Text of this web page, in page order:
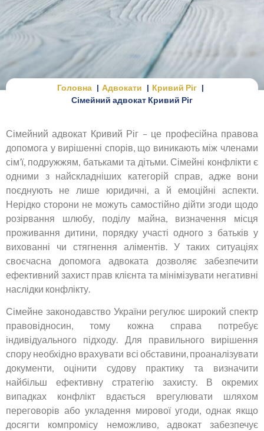
Головна Адвокати
Кривий Ріг
Сімейний адвокат Кривий Ріг
Сімейний адвокат Кривий Ріг – це професійна правова
допомога у вирішенні спорів, що виникають між членами
сім’ї, подружжям, батьками та дітьми. Сімейні конфлікти є
одними з найскладніших категорій справ, адже вони
поєднують не лише юридичні, а й емоційні аспекти.
Нерідко сторони не можуть самостійно дійти згоди щодо
розірвання шлюбу, поділу майна, визначення місця
проживання дитини, порядку участі одного з батьків у
вихованні чи стягнення аліментів. У таких ситуаціях
своєчасна допомога адвоката дозволяє забезпечити
ефективний захист прав клієнта та мінімізувати негативні
наслідки конфлікту.
Сімейне законодавство України регулює широкий спектр
правовідносин, тому кожна справа потребує
індивідуального підходу. Для правильного вирішення
спору необхідно врахувати всі обставини, проаналізувати
документи, оцінити судову практику та визначити
найбільш ефективну стратегію захисту. В окремих
випадках конфлікт вдається врегулювати шляхом
переговорів або укладення мирової угоди, однак якщо
досягти компромісу неможливо, адвокат забезпечує